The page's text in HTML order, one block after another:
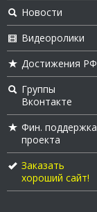
Новости
Видеоролики
Достижения РФ
Группы
Вконтакте
Фин. поддержка
проекта
Заказать
хороший сайт!